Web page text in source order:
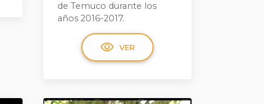
de Temuco durante los
años 2016-2017.
visibility VER